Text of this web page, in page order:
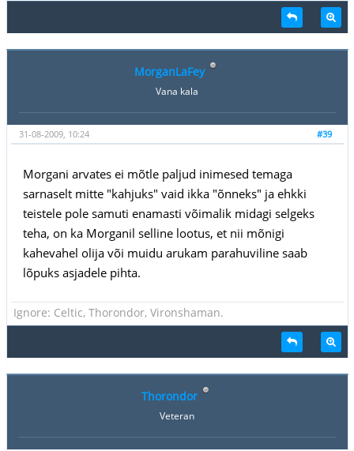
MorganLaFey
Vana kala
#39
31-08-2009, 10:24
Morgani arvates ei mõtle paljud inimesed temaga
sarnaselt mitte "kahjuks" vaid ikka "õnneks" ja ehkki
teistele pole samuti enamasti võimalik midagi selgeks
teha, on ka Morganil selline lootus, et nii mõnigi
kahevahel olija või muidu arukam parahuviline saab
lõpuks asjadele pihta.
Ignore: Celtic, Thorondor, Vironshaman.
Thorondor
Veteran